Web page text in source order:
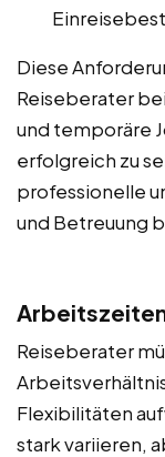
Diese
Reiseberater
und temporäre
erfolgreich zu
professionelle
und Betreuung
Reiseberater
Flexibilitäten
stark variieren,